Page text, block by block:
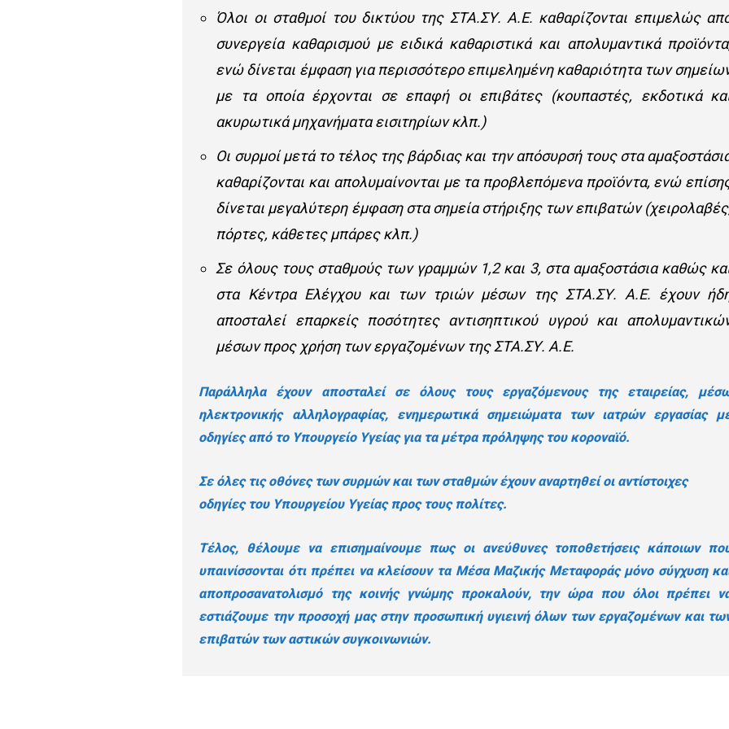
Όλοι οι σταθμοί του δικτύου της ΣΤΑ.ΣΥ. Α.Ε. καθαρίζονται επιμελώς
συνεργεία καθαρισμού με ειδικά καθαριστικά και απολυμαντικά
ενώ δίνεται έμφαση για περισσότερο επιμελημένη καθαριότητα των
με τα οποία έρχονται σε επαφή οι επιβάτες (κουπαστές, εκδοτικά
ακυρωτικά μηχανήματα εισιτηρίων κλπ.)
Οι συρμοί μετά το τέλος της βάρδιας και την απόσυρσή τους στα
καθαρίζονται και απολυμαίνονται με τα προβλεπόμενα προϊόντα, ενώ
δίνεται μεγαλύτερη έμφαση στα σημεία στήριξης των επιβατών
πόρτες, κάθετες μπάρες κλπ.)
Σε όλους τους σταθμούς των γραμμών 1,2 και 3, στα αμαξοστάσια καθώς
στα Κέντρα Ελέγχου και των τριών μέσων της ΣΤΑ.ΣΥ. Α.Ε. έχουν
αποσταλεί επαρκείς ποσότητες αντισηπτικού υγρού και
μέσων προς χρήση των εργαζομένων της ΣΤΑ.ΣΥ. Α.Ε.
Παράλληλα έχουν αποσταλεί σε όλους τους εργαζόμενους της εταιρείας,
ηλεκτρονικής αλληλογραφίας, ενημερωτικά σημειώματα των ιατρών εργασίας
οδηγίες από το Υπουργείο Υγείας για τα μέτρα πρόληψης του κοροναϊό.
Σε όλες τις οθόνες των συρμών και των σταθμών έχουν αναρτηθεί οι αντίστοιχες
οδηγίες του Υπουργείου Υγείας προς τους πολίτες.
Tέλος, θέλουμε να επισημαίνουμε πως οι ανεύθυνες τοποθετήσεις κάποιων
υπαινίσσονται ότι πρέπει να κλείσουν τα Μέσα Μαζικής Μεταφοράς μόνο σύγχυση
αποπροσανατολισμό της κοινής γνώμης προκαλούν, την ώρα που όλοι πρέπει
εστιάζουμε την προσοχή μας στην προσωπική υγιεινή όλων των εργαζομένων και
επιβατών των αστικών συγκοινωνιών.